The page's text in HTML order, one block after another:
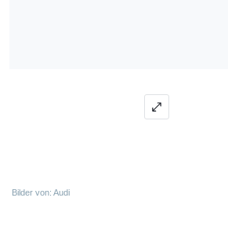
Bilder von: Audi